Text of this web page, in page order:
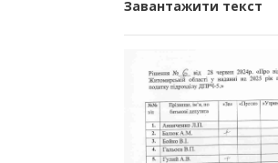
Завантажити текст